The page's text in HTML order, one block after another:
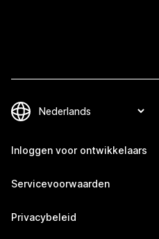
Inloggen voor ontwikkelaars
Servicevoorwaarden
Privacybeleid